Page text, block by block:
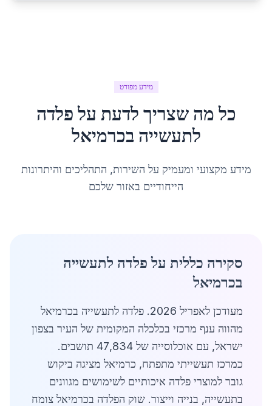
מידע מפורט
כל מה שצריך לדעת עלפלדה
לתעשייה בכרמיאל
מידע מקצועי ומעמיק על השירות, התהליכים והיתרונות
הייחודיים באזור שלכם
סקירה כללית על פלדה לתעשייה
בכרמיאל
מעודכן לאפריל 2026. פלדה לתעשייה בכרמיאל
מהווה ענף מרכזי בכלכלה המקומית של העיר בצפון
ישראל, עם אוכלוסייה של 47,834 תושבים.
כמרכז תעשייתי מתפתח, כרמיאל מציגה ביקוש
גובר למוצרי פלדה איכותיים לשימושים מגוונים
בתעשייה, בנייה וייצור. שוק הפלדה בכרמיאל צומח